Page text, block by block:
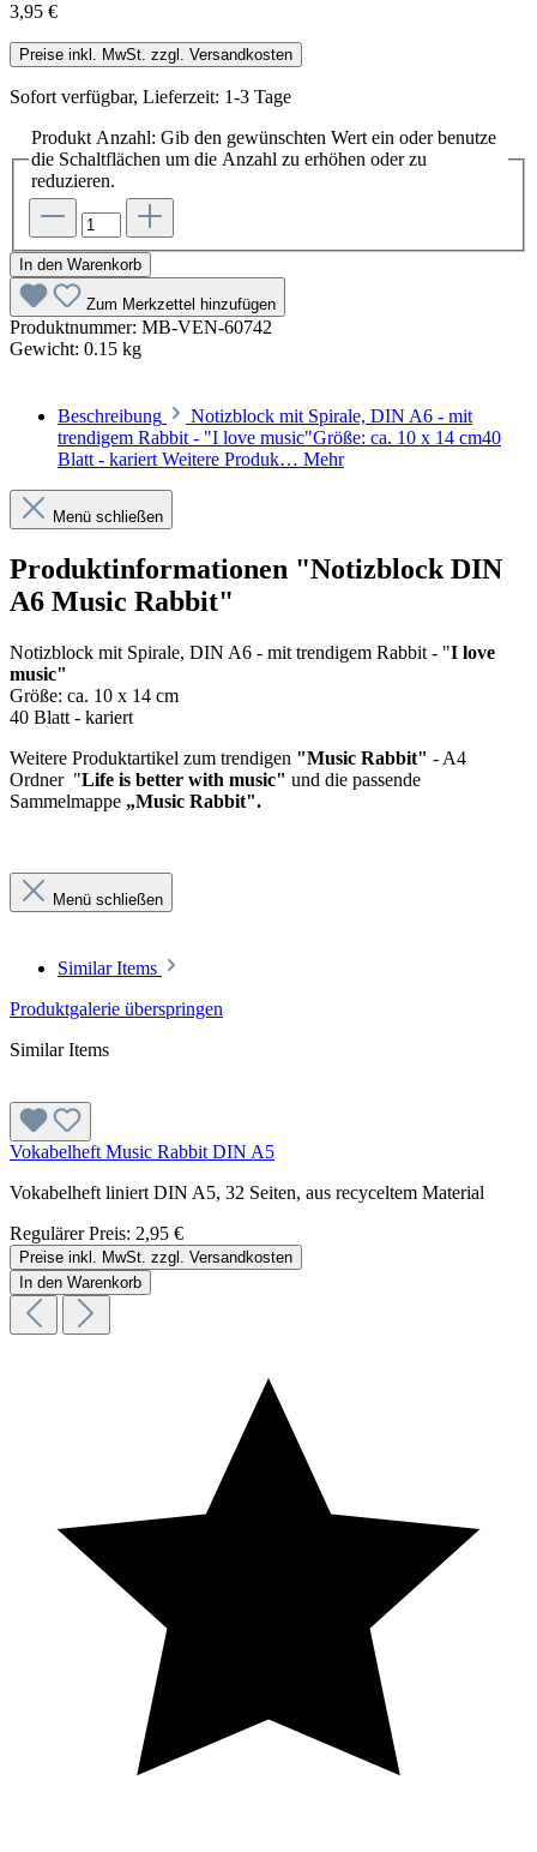
3,95 €
Preise inkl. MwSt. zzgl. Versandkosten
Sofort verfügbar, Lieferzeit: 1-3 Tage
Produkt Anzahl: Gib den gewünschten Wert ein oder benutze
die Schaltflächen um die Anzahl zu erhöhen oder zu
reduzieren.
In den Warenkorb
Zum Merkzettel hinzufügen
Produktnummer: MB-VEN-60742
Gewicht: 0.15 kg
Beschreibung
Notizblock mit Spirale, DIN A6 - mit
trendigem Rabbit - "I love music"Größe: ca. 10 x 14 cm40
Blatt - kariert Weitere Produk… Mehr
Menü schließen
Produktinformationen "Notizblock DIN
A6 Music Rabbit"
Notizblock mit Spirale, DIN A6 - mit trendigem Rabbit - "I love
music"
Größe: ca. 10 x 14 cm
40 Blatt - kariert
Weitere Produktartikel zum trendigen "Music Rabbit" - A4
Ordner "Life is better with music" und die passende
Sammelmappe „Music Rabbit".
Menü schließen
Similar Items
Produktgalerie überspringen
Similar Items
Vokabelheft Music Rabbit DIN A5
Vokabelheft liniert DIN A5, 32 Seiten, aus recyceltem Material
Regulärer Preis: 2,95 €
Preise inkl. MwSt. zzgl. Versandkosten
In den Warenkorb